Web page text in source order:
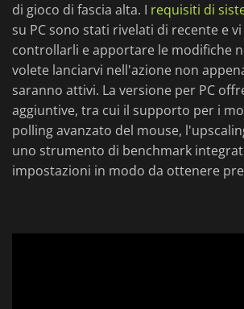
di gioco di fascia alta. I requisiti di
su PC sono stati rivelati di recente e
controllarli e apportare le modifiche
volete lanciarvi nell'azione non
saranno attivi. La versione per PC
aggiuntive, tra cui il supporto per i
polling avanzato del mouse,
uno strumento di benchmark
impostazioni in modo da ottenere